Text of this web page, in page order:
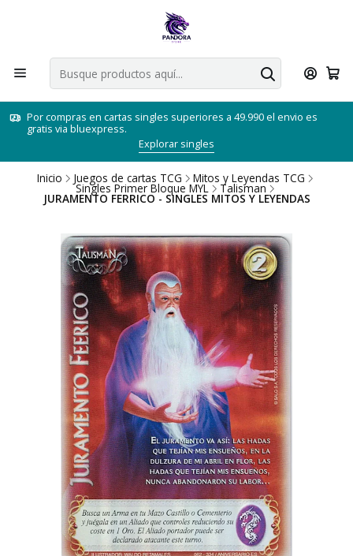
Por compras en cartas singles superiores a 49.990 el envio es
gratis via bluexpress.
Explorar singles
Inicio Juegos de cartas TCG Mitos y Leyendas TCG
Singles Primer Bloque MYL Talisman
JURAMENTO FERRICO - SINGLES MITOS Y LEYENDAS